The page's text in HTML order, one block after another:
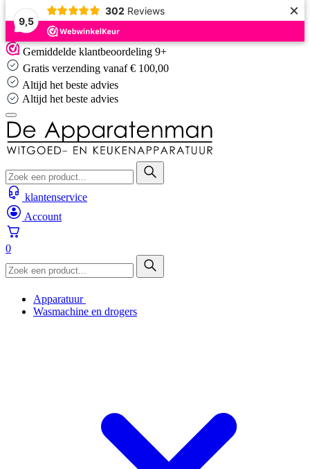
9,5
302 Reviews ×
Skip
to
content
Gemiddelde klantbeoordeling 9+
Gratis verzending vanaf € 100,00
Altijd het beste advies
Altijd het beste advies
klantenservice
Account
0
Apparatuur
Wasmachine en drogers